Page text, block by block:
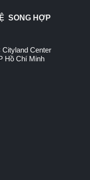
SONG HỢP
Center
Hồ Chí Minh